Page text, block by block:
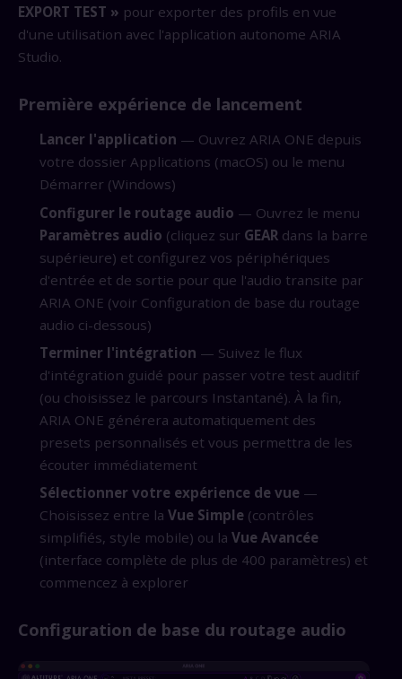
EXPORT TEST » pour exporter des profils en vue
d'une utilisation avec l'application autonome ARIA
Studio.
Première expérience de lancement
Lancer l'application — Ouvrez ARIA ONE depuis
votre dossier Applications (macOS) ou le menu
Démarrer (Windows)
Configurer le routage audio — Ouvrez le menu
Paramètres audio (cliquez sur GEAR dans la barre
supérieure) et configurez vos périphériques
d'entrée et de sortie pour que l'audio transite par
ARIA ONE (voir Configuration de base du routage
audio ci-dessous)
Terminer l'intégration — Suivez le flux
d'intégration guidé pour passer votre test auditif
(ou choisissez le parcours Instantané). À la fin,
ARIA ONE générera automatiquement des
presets personnalisés et vous permettra de les
écouter immédiatement
Sélectionner votre expérience de vue —
Choisissez entre la Vue Simple (contrôles
simplifiés, style mobile) ou la Vue Avancée
(interface complète de plus de 400 paramètres) et
commencez à explorer
Configuration de base du routage audio